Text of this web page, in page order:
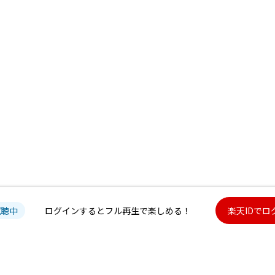
中 ログインするとフル再生で楽しめる！ 楽天IDでロ